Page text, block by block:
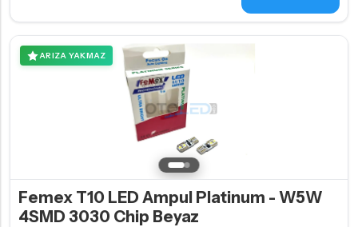
ARIZA YAKMAZ
Femex T10 LED Ampul Platinum - W5W
4SMD 3030 Chip Beyaz